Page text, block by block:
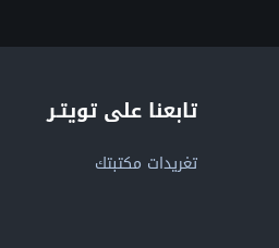
تابعنا على تويتـر
تغريدات مكتبتك